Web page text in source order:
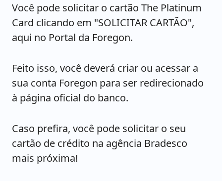
Você pode solicitar o cartão The Platinum
Card clicando em "SOLICITAR CARTÃO",
aqui no Portal da Foregon.
Feito isso, você deverá criar ou acessar a
sua conta Foregon para ser redirecionado
à página oficial do banco.
Caso prefira, você pode solicitar o seu
cartão de crédito na agência Bradesco
mais próxima!